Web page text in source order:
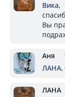
Вика,
Вы
Аня
ЛАНА,
ЛАНА